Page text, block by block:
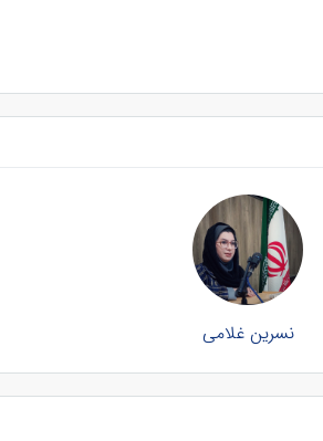
نسرین غلامی